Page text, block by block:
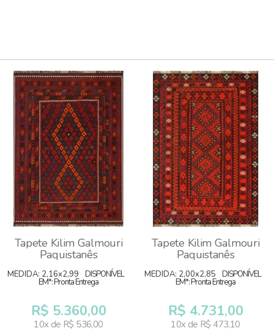
Tapete Kilim Galmouri
Paquistanês
MEDIDA: 2,16x2,99 DISPONÍVEL
EM*: Pronta Entrega
R$ 5.360,00
10x de R$ 536,00
Tapete Kilim Galmouri
Paquistanês
MEDIDA: 2,00x2,85 DISPONÍVEL
EM*: Pronta Entrega
R$ 4.731,00
10x de R$ 473,10